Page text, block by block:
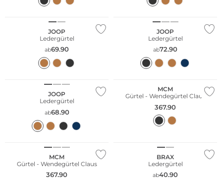
JOOP
Ledergürtel
ab69.90
JOOP
Ledergürtel
ab72.90
JOOP
Ledergürtel
ab68.90
MCM
Gürtel - Wendegürtel Claus
367.90
MCM
Gürtel - Wendegürtel Claus
367.90
BRAX
Ledergürtel
ab40.90